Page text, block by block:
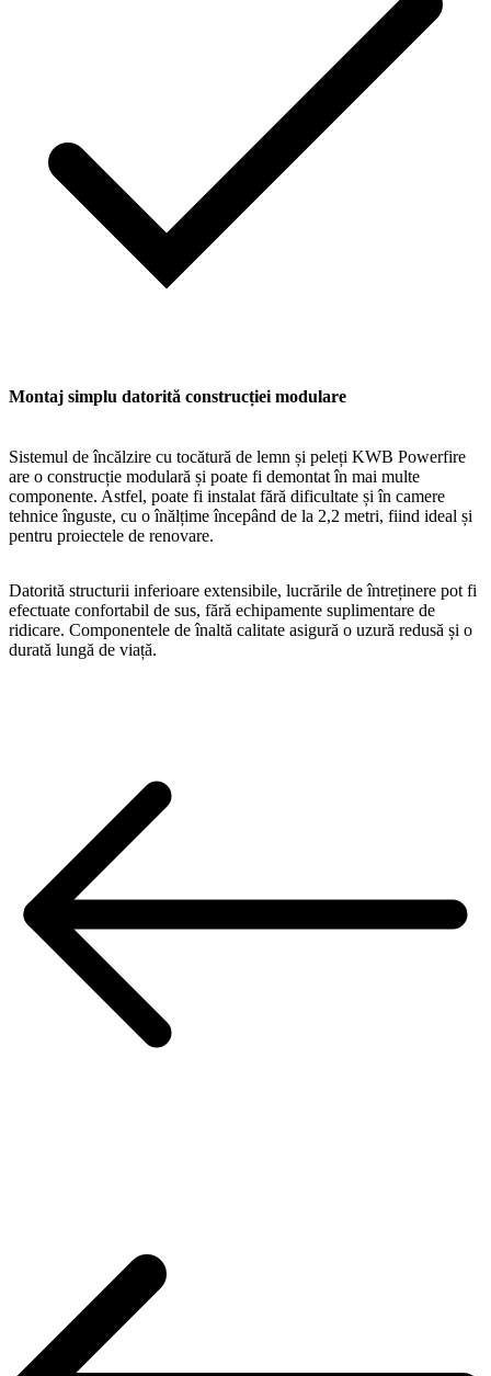
Montaj simplu datorită construcției modulare
Sistemul de încălzire cu tocătură de lemn și peleți KWB Powerfire
are o construcție modulară și poate fi demontat în mai multe
componente. Astfel, poate fi instalat fără dificultate și în camere
tehnice înguste, cu o înălțime începând de la 2,2 metri, fiind ideal și
pentru proiectele de renovare.
Datorită structurii inferioare extensibile, lucrările de întreținere pot fi
efectuate confortabil de sus, fără echipamente suplimentare de
ridicare. Componentele de înaltă calitate asigură o uzură redusă și o
durată lungă de viață.